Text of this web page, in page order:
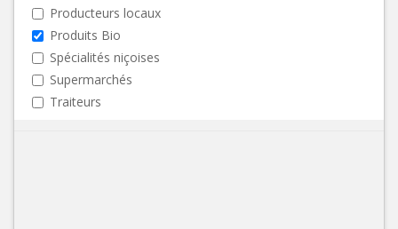
Producteurs locaux
Produits Bio
Spécialités niçoises
Supermarchés
Traiteurs